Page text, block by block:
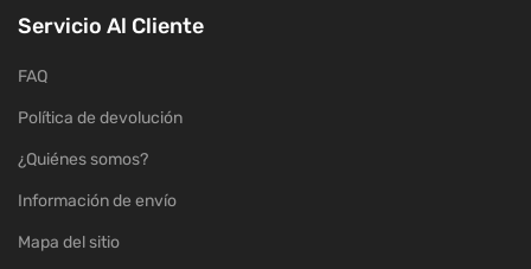
Servicio Al Cliente
FAQ
Política de devolución
¿Quiénes somos?
Información de envío
Mapa del sitio